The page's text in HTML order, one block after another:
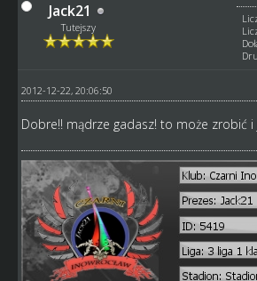
Jack21
Tutejszy
2012-12-22, 20:06:50
Dobre!! mądrze gadasz! to może zrobić